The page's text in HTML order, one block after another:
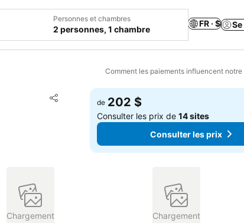
Personnes et chambres
2 personnes, 1 chambre
FR · $
Comment les paiements influencent
Partager
Ajouter à mes favoris
de 202 $
Consulter les prix de14 sites
Consulter les prix
Chargement Chargement